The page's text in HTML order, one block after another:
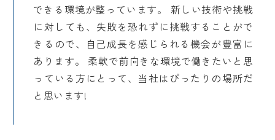
できる環境が整っています。 新しい技術や挑戦
に対しても、失敗を恐れずに挑戦することがで
きるので、自己成長を感じられる機会が豊富に
あります。 柔軟で前向きな環境で働きたいと思
っている方にとって、当社はぴったりの場所だ
と思います!